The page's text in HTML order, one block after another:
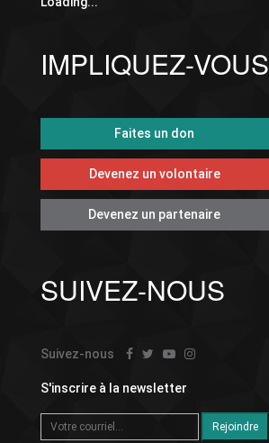
IMPLIQUEZ-VOUS
Faites un don
Devenez un volontaire
Devenez un partenaire
SUIVEZ-NOUS
Suivez-nous
S'inscrire à la newsletter